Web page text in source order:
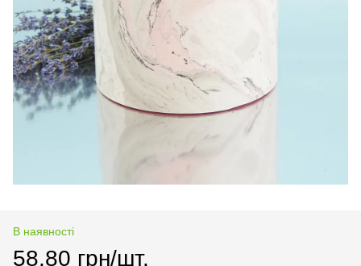
В наявності
58.80 грн/шт.